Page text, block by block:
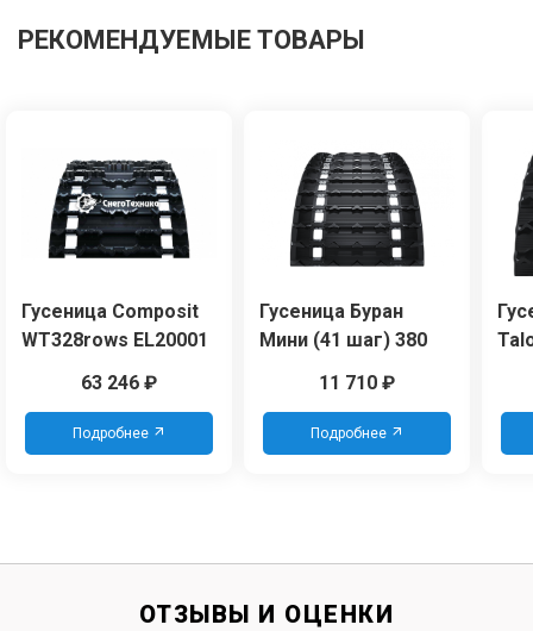
РЕКОМЕНДУЕМЫЕ ТОВАРЫ
Гусеница Composit
WT328rows EL20001
63 246 ₽
Подробнее
Гусеница Буран
Мини (41 шаг) 380
11 710 ₽
Подробнее
ОТЗЫВЫ И ОЦЕНКИ